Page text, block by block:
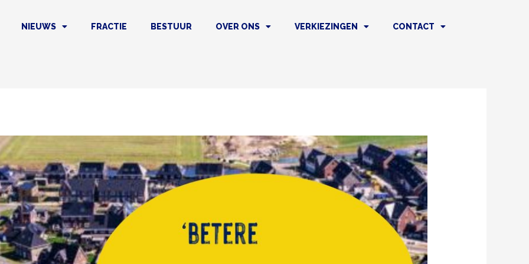
NIEUWS FRACTIE BESTUUR OVER ONS VERKIEZINGEN CONTACT